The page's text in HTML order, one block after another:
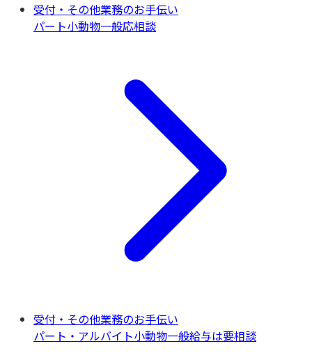
受付・その他業務のお手伝い
パート小動物一般応相談
受付・その他業務のお手伝い
パート・アルバイト小動物一般給与は要相談